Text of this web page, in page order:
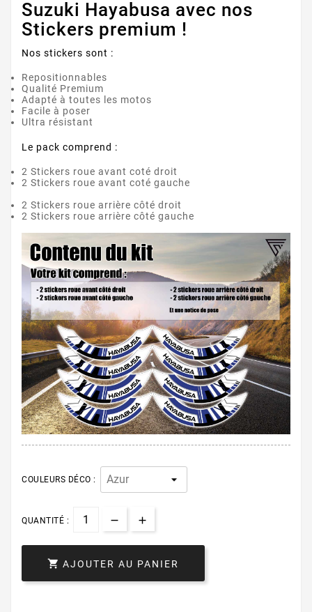
Suzuki Hayabusa avec nos
Stickers premium !
Nos stickers sont :
Repositionnables
Qualité Premium
Adapté à toutes les motos
Facile à poser
Ultra résistant
Le pack comprend :
2 Stickers roue avant coté droit
2 Stickers roue avant coté gauche
2 Stickers roue arrière côté droit
2 Stickers roue arrière côté gauche
COULEURS DÉCO :
QUANTITÉ :
 AJOUTER AU PANIER